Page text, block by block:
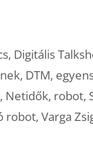
, Digitális
, DTM,
, Netidők, robot,
robot, Varga